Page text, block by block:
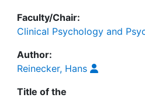
Faculty/Chair:
Clinical Psychology and
Author:
Reinecker, Hans
Title of the